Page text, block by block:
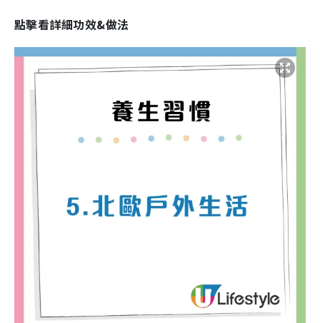
點擊看詳細功效&做法